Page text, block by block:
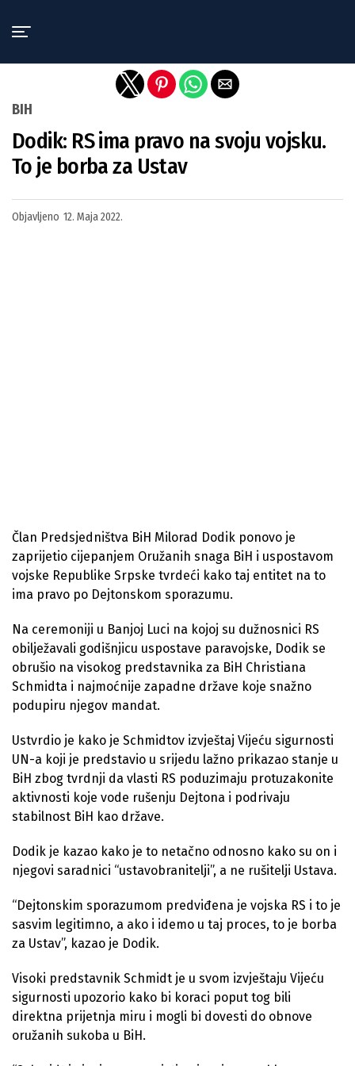
BIH
Dodik: RS ima pravo na svoju vojsku.
To je borba za Ustav
Objavljeno 12. Maja 2022.
Član Predsjedništva BiH Milorad Dodik ponovo je
zaprijetio cijepanjem Oružanih snaga BiH i uspostavom
vojske Republike Srpske tvrdeći kako taj entitet na to
ima pravo po Dejtonskom sporazumu.
Na ceremoniji u Banjoj Luci na kojoj su dužnosnici RS
obilježavali godišnjicu uspostave paravojske, Dodik se
obrušio na visokog predstavnika za BiH Christiana
Schmidta i najmoćnije zapadne države koje snažno
podupiru njegov mandat.
Ustvrdio je kako je Schmidtov izvještaj Vijeću sigurnosti
UN-a koji je predstavio u srijedu lažno prikazao stanje u
BiH zbog tvrdnji da vlasti RS poduzimaju protuzakonite
aktivnosti koje vode rušenju Dejtona i podrivaju
stabilnost BiH kao države.
Dodik je kazao kako je to netačno odnosno kako su on i
njegovi saradnici “ustavobranitelji”, a ne rušitelji Ustava.
“Dejtonskim sporazumom predviđena je vojska RS i to je
sasvim legitimno, a ako i idemo u taj proces, to je borba
za Ustav”, kazao je Dodik.
Visoki predstavnik Schmidt je u svom izvještaju Vijeću
sigurnosti upozorio kako bi koraci poput tog bili
direktna prijetnja miru i mogli bi dovesti do obnove
oružanih sukoba u BiH.